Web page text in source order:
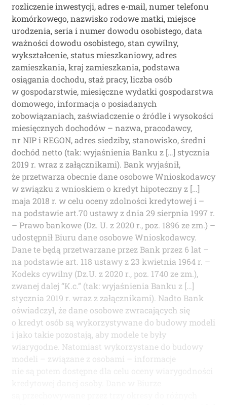
rozliczenie inwestycji, adres e-mail, numer telefonu
komórkowego, nazwisko rodowe matki, miejsce
urodzenia, seria i numer dowodu osobistego, data
ważności dowodu osobistego, stan cywilny,
wykształcenie, status mieszkaniowy, adres
zamieszkania, kraj zamieszkania, podstawa
osiągania dochodu, staż pracy, liczba osób
w gospodarstwie, miesięczne wydatki gospodarstwa
domowego, informacja o posiadanych
zobowiązaniach, zaświadczenie o źródle i wysokości
miesięcznych dochodów – nazwa, pracodawcy,
nr NIP i REGON, adres siedziby, stanowisko, średni
dochód netto (tak: wyjaśnienia Banku z […] stycznia
2019 r. wraz z załącznikami). Bank wyjaśnił,
że przetwarza obecnie dane osobowe Wnioskodawcy
w związku z wnioskiem o kredyt hipoteczny z […]
maja 2018 r. w celu oceny zdolności kredytowej i –
na podstawie art.70 ustawy z dnia 29 sierpnia 1997 r.
– Prawo bankowe (Dz. U. z 2020 r., poz. 1896 ze zm.) –
udostępnił Biuru dane osobowe Wnioskodawcy.
Dane te będą przetwarzane przez Bank przez 6 lat –
na podstawie art. 118 ustawy z 23 kwietnia 1964 r. –
Kodeks cywilny (Dz.U. z 2020 r., poz. 1740 ze zm.),
zwanej dalej “K.c.” (tak: wyjaśnienia Banku z […]
stycznia 2019 r. wraz z załącznikami). Nadto Bank
oświadczył, że dane osobowe zwracających się
o kredyt osób są wykorzystywane do budowy modeli
i jako takie pozostają, aby modele te były
wiarygodne. Natomiast wykorzystane do budowy
modeli – związane z osobami – informacje